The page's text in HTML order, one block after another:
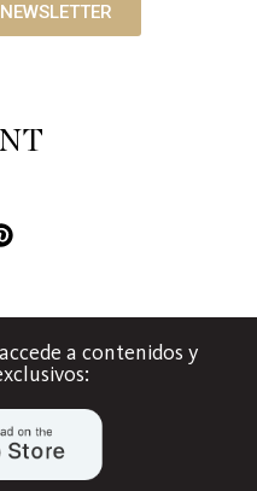
a contenidos y